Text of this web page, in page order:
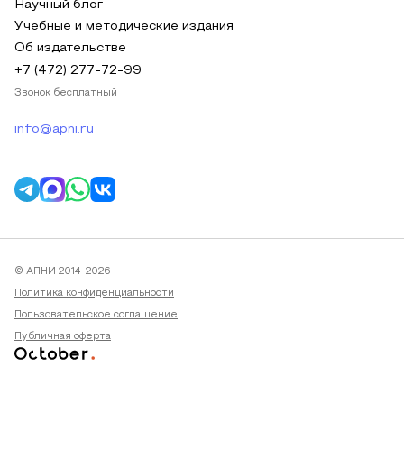
Научный блог
Учебные и методические издания
Об издательстве
+7 (472) 277-72-99
Звонок бесплатный
info@apni.ru
© АПНИ 2014-2026
Политика конфиденциальности
Пользовательское соглашение
Публичная оферта